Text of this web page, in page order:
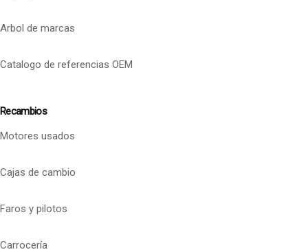
Arbol de marcas
Catalogo de referencias OEM
Recambios
Motores usados
Cajas de cambio
Faros y pilotos
Carrocería